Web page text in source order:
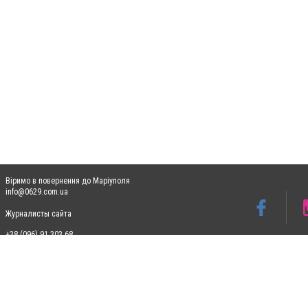
Віримо в повернення до Маріуполя
info@0629.com.ua
Журналисты сайта
+38 (096) 91 303 68